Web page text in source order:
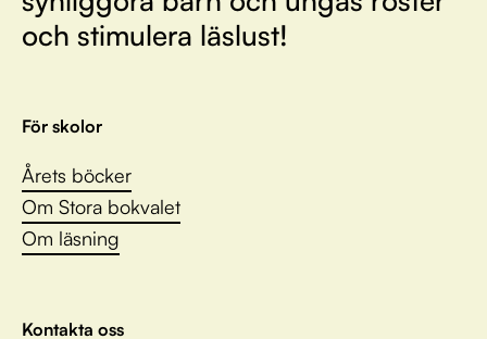
och stimulera läslust!
För skolor
Årets böcker
Om Stora bokvalet
Om läsning
Kontakta oss